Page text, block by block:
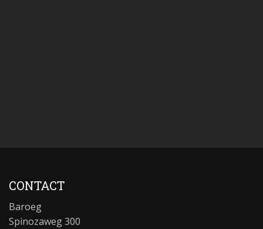
CONTACT
Baroeg
Spinozaweg 300